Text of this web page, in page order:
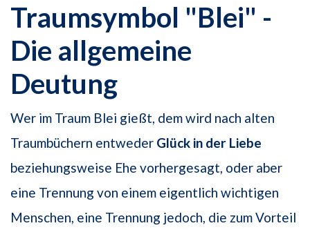
Traumsymbol "Blei" -
Die allgemeine
Deutung
Wer im Traum Blei gießt, dem wird nach alten
Traumbüchern entweder Glück in der Liebe
beziehungsweise Ehe vorhergesagt, oder aber
eine Trennung von einem eigentlich wichtigen
Menschen, eine Trennung jedoch, die zum Vorteil